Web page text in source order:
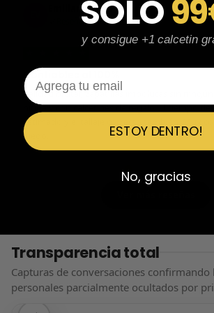
Emiliano Vega
Reseña en Trustpilot
Confiables al 100%
Calidad brutal, zapatillas impolutas sin ningún
nítida y con calcetines de regalo. El tiempo de
estimado y el tallaje correcto también. Muy
luego.
Transparencia total
Capturas de conversaciones confirmando
personales parcialmente ocultados por
SOLO
y consigue +1 calcetin
Email
ESTOY DENTRO!
No, gracias